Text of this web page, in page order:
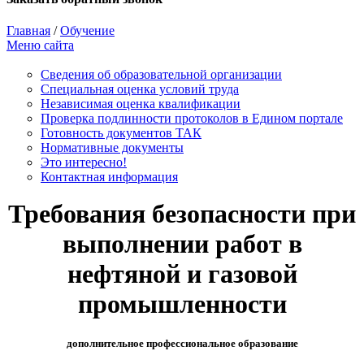
Главная /Обучение
Меню сайта
Сведения об образовательной организации
Cпециальная оценка условий труда
Независимая оценка квалификации
Проверка подлинности протоколов в Едином портале
Готовность документов ТАК
Нормативные документы
Это интересно!
Контактная информация
Требования безопасности при
выполнении работ в
нефтяной и газовой
промышленности
дополнительное профессиональное образование